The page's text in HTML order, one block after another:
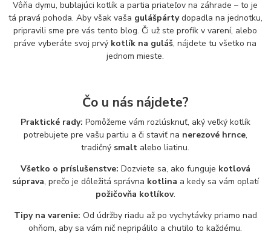
Vôňa dymu, bublajúci kotlík a partia priateľov na záhrade – to je
tá pravá pohoda. Aby však vaša gulášpártydopadla na jednotku,
pripravili sme pre vás tento blog. Či už ste profík v varení, alebo
práve vyberáte svoj prvý kotlík na guláš, nájdete tu všetko na
jednom mieste.
Čo u nás nájdete?
Praktické rady: Pomôžeme vám rozlúsknuť, aký veľký kotlík
potrebujete pre vašu partiu a či staviť na nerezové hrnce,
tradičný smalt alebo liatinu.
Všetko o príslušenstve: Dozviete sa, ako funguje kotlová
súprava, prečo je dôležitá správna kotlina a kedy sa vám oplatí
požičovňa kotlíkov.
Tipy na varenie: Od údržby riadu až po vychytávky priamo nad
ohňom, aby sa vám nič nepripálilo a chutilo to každému.